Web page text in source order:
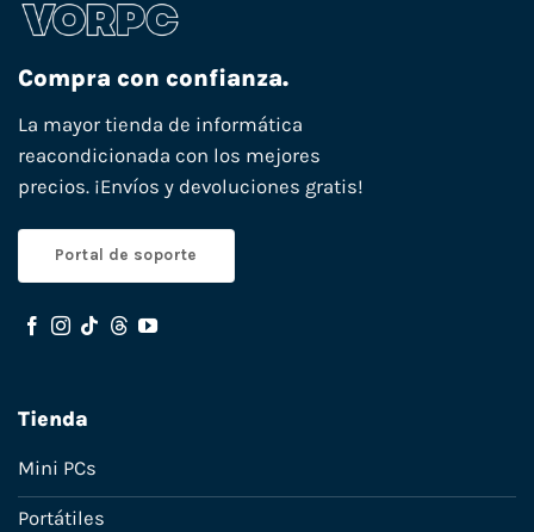
Compra con confianza.
La mayor tienda de informática
reacondicionada con los mejores
precios. ¡Envíos y devoluciones gratis!
Portal de soporte
Tienda
Mini PCs
Portátiles